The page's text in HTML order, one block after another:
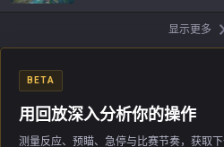
显示更多
BETA
用回放深入分析你的操作
测量反应、预瞄、急停与比赛节奏，获取